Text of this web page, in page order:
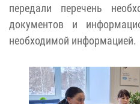
передали перечень
документов и
необходимой информацией.